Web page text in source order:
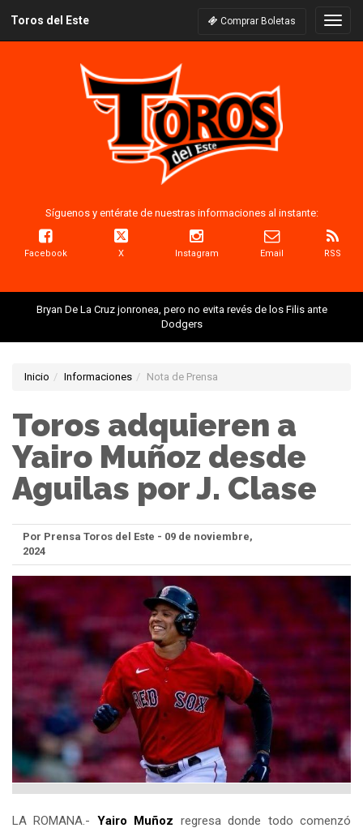
Toros del Este Comprar Boletas
Síguenos y entérate de nuestras informaciones al instante:
Facebook X Instagram Email RSS
Bryan De La Cruz jonronea, pero no evita revés de los Filis ante
Dodgers
Inicio Informaciones Nota de Prensa
Toros adquieren a
Yairo Muñoz desde
Aguilas por J. Clase
Por Prensa Toros del Este - 09 de noviembre,
2024
LA ROMANA.- Yairo Muñoz regresa donde todo comenzó